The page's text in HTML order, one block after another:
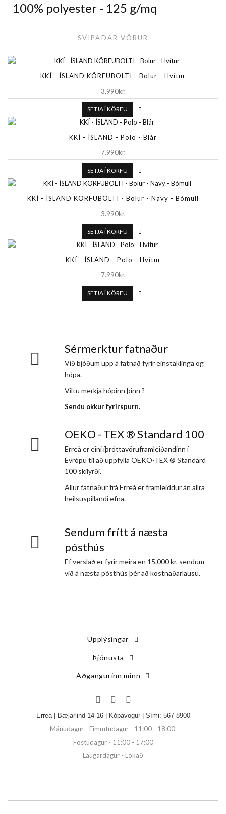
100% polyester - 125 g/mq
SVIPAÐAR VÖRUR
KKÍ - ÍSLAND KÖRFUBOLTI - Bolur - Hvítur
3.990kr.
SETJA Í KÖRFU
KKÍ - ÍSLAND - Polo - Blár
7.990kr.
SETJA Í KÖRFU
KKÍ - ÍSLAND KÖRFUBOLTI - Bolur - Navy - Bómull
3.990kr.
SETJA Í KÖRFU
KKÍ - ÍSLAND - Polo - Hvítur
7.990kr.
SETJA Í KÖRFU
Sérmerktur fatnaður
Við bjóðum upp á fatnað fyrir einstaklinga og
hópa.
Viltu merkja hópinn þinn ?
Sendu okkur fyrirspurn.
OEKO - TEX ® Standard 100
Erreà er eini íþróttavöruframleiðandinn í
Evrópu til að uppfylla OEKO-TEX ® Standard
100 skilyrði.
Allur fatnaður frá Erreà er framleiddur án allra
heilsuspillandi efna.
Sendum frítt á næsta
pósthús
Ef verslað er fyrir meira en 15.000 kr. sendum
við á næsta pósthús þér að kostnaðarlausu.
Upplýsingar
Þjónusta
Aðgangurinn minn
Errea | Bæjarlind 14-16 | Kópavogur | Sími: 567-8900
Mánudagur - Fimmtudagur - 11:00 - 18:00
Föstudagur - 11:00 - 17:00
Laugardagur - Lokað